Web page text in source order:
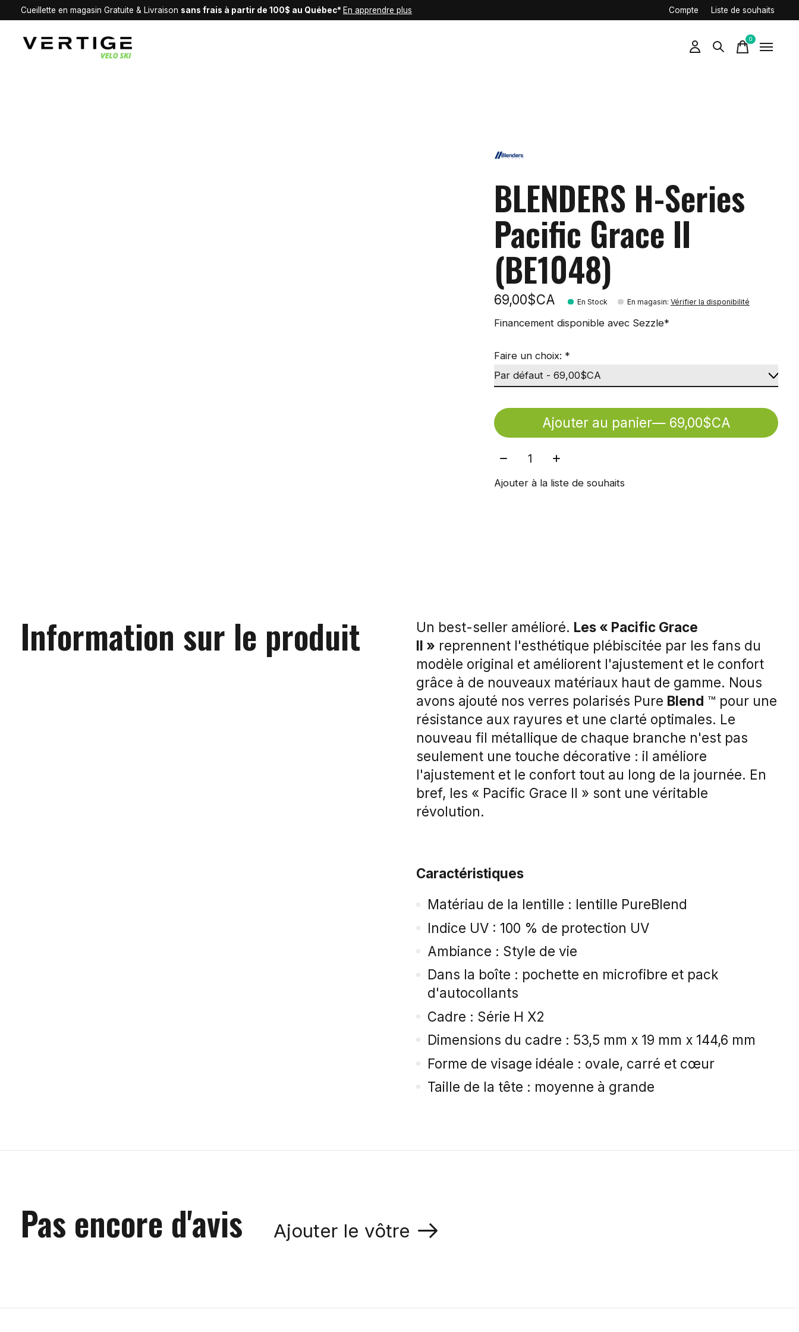
Cueillette en magasin Gratuite & Livraison sans frais à partir de 100$ au Québec* En apprendre plus Compte Liste de souhaits
0items
BLENDERS H-Series
Pacific Grace II
(BE1048)
69,00$CA En Stock En magasin: Vérifier la disponibilité
Financement disponible avec Sezzle*
Faire un choix: *
Ajouter au panier
— 69,00$CA
Quantité:
Ajouter à la liste de souhaits
Information sur le produit Un best-seller amélioré. Les « Pacific Grace
II » reprennent l'esthétique plébiscitée par les fans du
modèle original et améliorent l'ajustement et le confort
grâce à de nouveaux matériaux haut de gamme. Nous
avons ajouté nos verres polarisés Pure Blend ™ pour une
résistance aux rayures et une clarté optimales. Le
nouveau fil métallique de chaque branche n'est pas
seulement une touche décorative : il améliore
l'ajustement et le confort tout au long de la journée. En
bref, les « Pacific Grace II » sont une véritable
révolution.
Caractéristiques
Matériau de la lentille : lentille PureBlend
Indice UV : 100 % de protection UV
Ambiance : Style de vie
Dans la boîte : pochette en microfibre et pack
d'autocollants
Cadre : Série H X2
Dimensions du cadre : 53,5 mm x 19 mm x 144,6 mm
Forme de visage idéale : ovale, carré et cœur
Taille de la tête : moyenne à grande
Pas encore d'avis Ajouter le vôtre